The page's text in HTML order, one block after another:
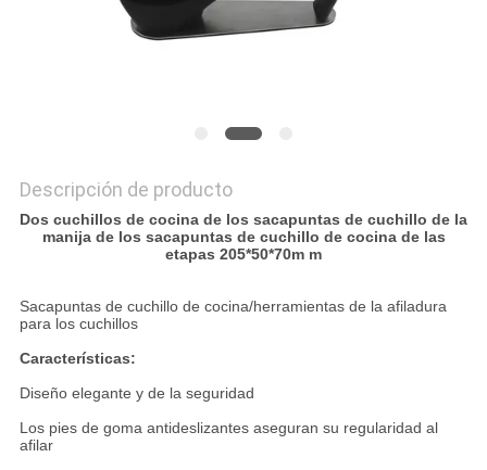
PRIVACY
Descripción de producto
Dos cuchillos de cocina de los sacapuntas de cuchillo de la
manija de los sacapuntas de cuchillo de cocina de las
etapas 205*50*70m m
Sacapuntas de cuchillo de cocina/herramientas de la afiladura
para los cuchillos
Características:
Diseño elegante y de la seguridad
Los pies de goma antideslizantes aseguran su regularidad al
afilar